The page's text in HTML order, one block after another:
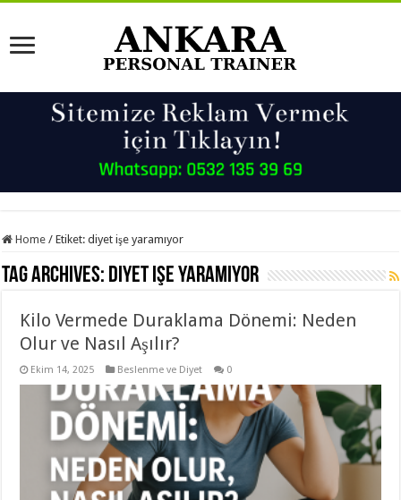
Home / Etiket:diyet işe yaramıyor
Tag Archives: diyet işe yaramıyor
Kilo Vermede Duraklama Dönemi: Neden
Olur ve Nasıl Aşılır?
Ekim 14, 2025 Beslenme ve Diyet 0